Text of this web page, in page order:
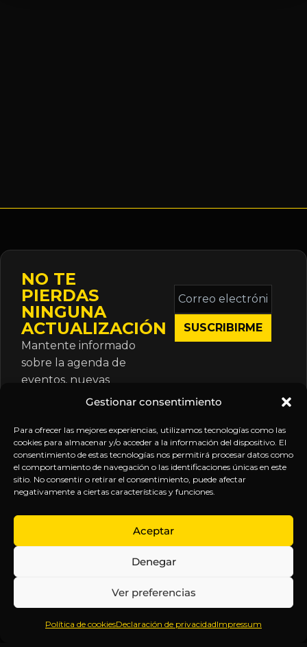
Gestionar consentimiento
Para ofrecer las mejores experiencias, utilizamos tecnologías como las
cookies para almacenar y/o acceder a la información del dispositivo. El
consentimiento de estas tecnologías nos permitirá procesar datos como
el comportamiento de navegación o las identificaciones únicas en este
sitio. No consentir o retirar el consentimiento, puede afectar
negativamente a ciertas características y funciones.
Aceptar
Denegar
Ver preferencias
Política de cookiesDeclaración de privacidadImpressum
NO TE
PIERDAS
NINGUNA
ACTUALIZACIÓN
Mantente informado
sobre la agenda de
eventos, nuevas
publicaciones y
suscripción.
Correo
electrónico
*
Inteligencia
Anticipándonos
EXPLORA
Inicio
Sobre
Contenido
Webinars
LEGAL
Política
de
Términos y
Aviso
SÍGUENOS